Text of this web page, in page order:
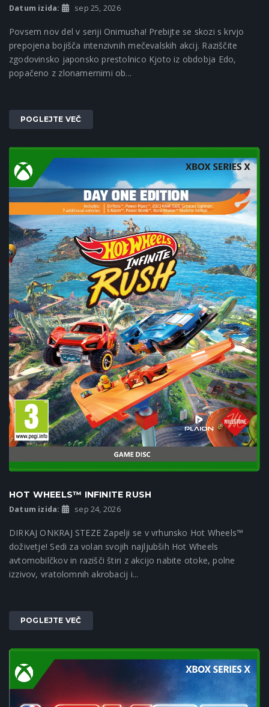
Datum izida: sep 25, 2026
Povsem nov del v seriji Onimusha! Prebijte se skozi s krvjo
prepojena bojišča intenzivnih mečevalskih akcij. Raziščite
zgodovinsko japonsko prestolnico Kjoto iz obdobja Edo,
popačeno z zlonamernimi ob...
POGLEJTE VEČ
HOT WHEELS™ INFINITE RUSH
Datum izida: sep 24, 2026
DIRKAJ ONKRAJ STEZE Zapelji se v vrhunsko Hot Wheels™
doživetje! Sedi za volan svojih najljubših Hot Wheels
avtomobilčkov in razišči štiri z akcijo nabite otoke, polne
izzivov, vratolomnih akrobacij i...
POGLEJTE VEČ